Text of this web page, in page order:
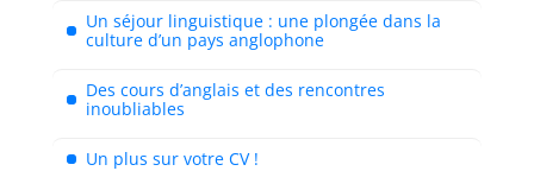
Un séjour linguistique : une plongée dans la
culture d’un pays anglophone
Des cours d’anglais et des rencontres
inoubliables
Un plus sur votre CV !